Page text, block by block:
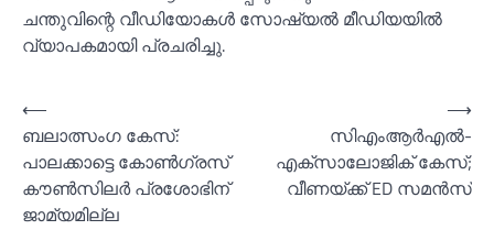
ചന്തുവിന്റെ വീഡിയോകള്‍ സോഷ്യല്‍ മീഡിയയില്‍
വ്യാപകമായി പ്രചരിച്ചു.
Post
navigation
⟵
ബലാത്സംഗ കേസ്‌:
പാലക്കാട്ടെ കോണ്‍ഗ്രസ്
കൗണ്‍സിലര്‍ പ്രശോഭിന്
ജാമ്യമില്ല
സിഎംആര്‍എല്‍-
എക്‌സാലോജിക് കേസ്;
വീണയ്ക്ക് ED സമന്‍സ്
⟶